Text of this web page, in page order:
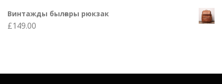
Винтажды былғары рюкзак
£149.00